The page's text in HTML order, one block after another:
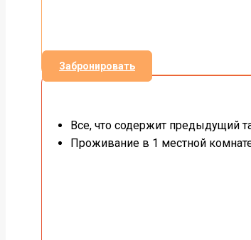
Забронировать
Все, что содержит предыдущий
Проживание в 1 местной